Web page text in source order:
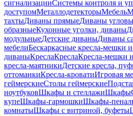
сигнализацииСистемы контроля и
доступомМеталлодетекторыМебель
тахтыДиваны прямыеДиваны
образныеКухонные уголки, диваны
модульныеДетские диваныДиваны
мебелиБескаркасные кресла-мешки
диваныКреслаКреслаКресла-мешки
кресла-маятникиДетские кресла,
оттоманкиКресла-кроватиИгровая
геймерскиеСтолы геймерские
ноутбуковШкафы и стеллажиШкафы
купеШкафы-гармошкиШкафы-
комнатыШкафы с витриной, буфеты